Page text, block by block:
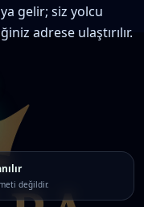
gelir; siz yolcu
adrese ulaştırılır.
değildir.